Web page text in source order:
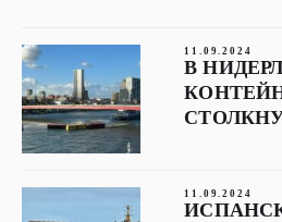
11.09.2024
В
11.09.2024